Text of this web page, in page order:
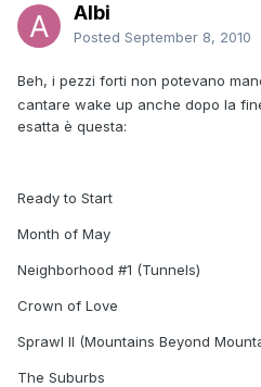
Albi
Posted September 8, 2010
Beh, i pezzi forti non potevano
cantare wake up anche dopo la
esatta è questa:
Ready to Start
Month of May
Neighborhood #1 (Tunnels)
Crown of Love
Sprawl II (Mountains Beyond
The Suburbs